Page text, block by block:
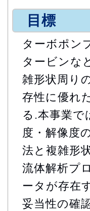
目標
ターボポン
タービンな
雑形状周り
存性に優れ
る.本事業で
度・解像度
法と複雑形
流体解析プ
ータが存在
妥当性の確